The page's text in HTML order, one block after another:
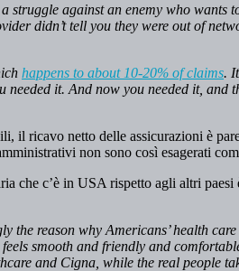
against an enemy who
didn’t tell you they were out of
happens to about 10-20% of claims.
it. And now you needed it,
il ricavo netto delle assicurazioni è
non sono così esagerati
che c’è in USA rispetto agli altri
the reason why Americans’ health
smooth and friendly and
and Cigna, while the real people